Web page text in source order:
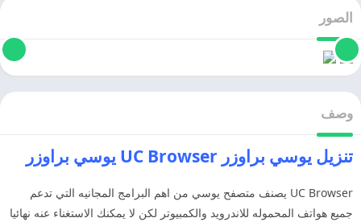
الصور
وصف
تنزيل يوسي براوزر UC Browser يوسي براوزر
UC Browser يصنف متصفح يوسي من اهم البرامج المجانيه التي تدعم
جميع هواتف المحموله للاندرويد والكمبيوتر لكن لا يمكنك الاستغناء عنه نهائيا